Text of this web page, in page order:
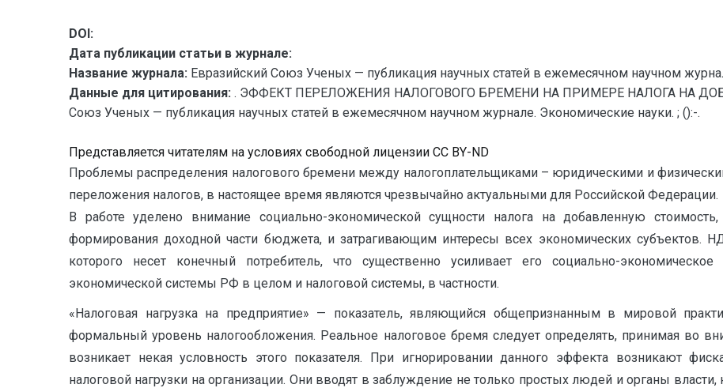
DOI:
Дата публикации статьи в журнале:
Название журнала: Евразийский Союз Ученых — публикация научных статей в ежемесячном научном
Данные для цитирования: . ЭФФЕКТ ПЕРЕЛОЖЕНИЯ НАЛОГОВОГО БРЕМЕНИ НА ПРИМЕРЕ НАЛОГА НА
Союз Ученых — публикация научных статей в ежемесячном научном журнале. Экономические науки. ; ():-.
Представляется читателям на условиях свободной лицензии CC BY-ND
Проблемы распределения налогового бремени между налогоплательщиками – юридическими и
переложения налогов, в настоящее время являются чрезвычайно актуальными для Российской Федерации.
В работе уделено внимание социально-экономической сущности налога на добавленную
формирования доходной части бюджета, и затрагивающим интересы всех экономических субъектов.
которого несет конечный потребитель, что существенно усиливает его социально-
экономической системы РФ в целом и налоговой системы, в частности.
«Налоговая нагрузка на предприятие» — показатель, являющийся общепризнанным в мировой
формальный уровень налогообложения. Реальное налоговое бремя следует определять, принимая во
возникает некая условность этого показателя. При игнорировании данного эффекта возникают
налоговой нагрузки на организации. Они вводят в заблуждение не только простых людей и органы